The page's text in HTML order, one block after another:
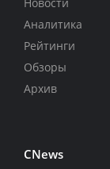
Аналитика
Рейтинги
Обзоры
Архив
CNews